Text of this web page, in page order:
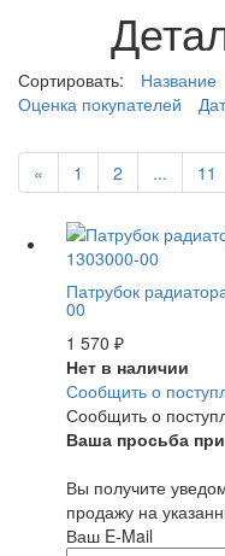
Сортировать: Название
Оценка покупателей
« 1 2 ... 11
Патрубок
00
1 570 ₽
Нет в наличии
Сообщить о
Сообщить о
Ваша просьба
Вы получите
продажу на
Ваш E-Mail